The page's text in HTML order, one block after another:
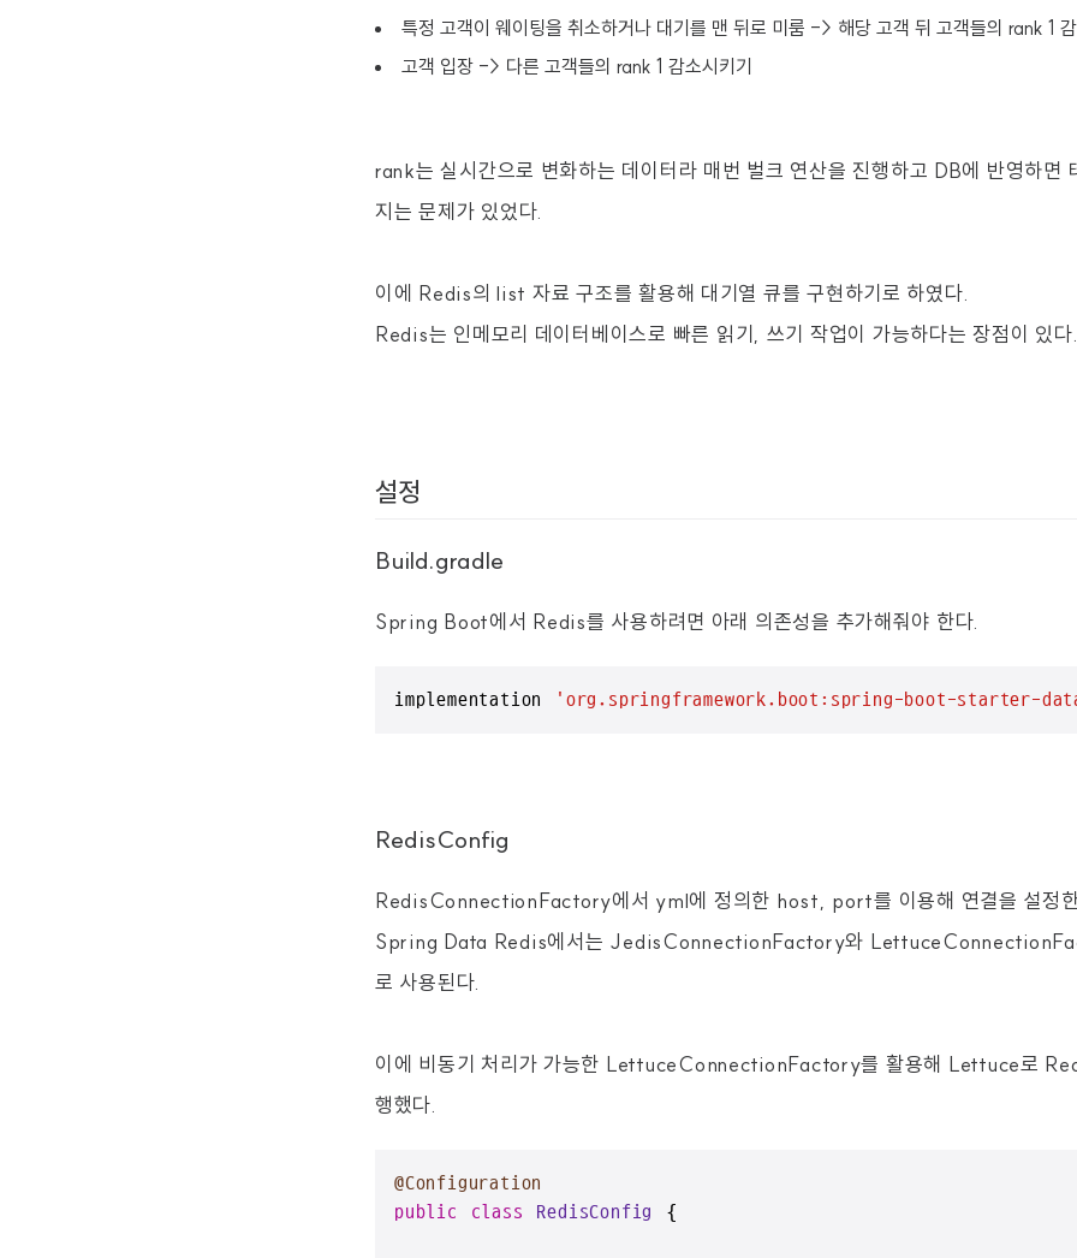
특정 고객이 웨이팅을 취소하거나 대기를 맨 뒤로 미룸 -> 해당 고객 뒤 고객들의 rank 1
고객 입장 -> 다른 고객들의 rank 1 감소시키기
rank는 실시간으로 변화하는 데이터라 매번 벌크 연산을 진행하고 DB에 반영하면
지는 문제가 있었다.
이에 Redis의 list 자료 구조를 활용해 대기열 큐를 구현하기로 하였다.
Redis는 인메모리 데이터베이스로 빠른 읽기, 쓰기 작업이 가능하다는 장점이 있
설정
Build.gradle
Spring Boot에서 Redis를 사용하려면 아래 의존성을 추가해줘야 한다.
implementation 'org.springframework.boot:spring-boot-starter-
RedisConfig
RedisConnectionFactory에서 yml에 정의한 host, port를 이용해 연결을 설정
Spring Data Redis에서는 JedisConnectionFactory와
로 사용된다.
이에 비동기 처리가 가능한 LettuceConnectionFactory를 활용해 Lettuce로
행했다.
@Configuration
public
class RedisConfig {